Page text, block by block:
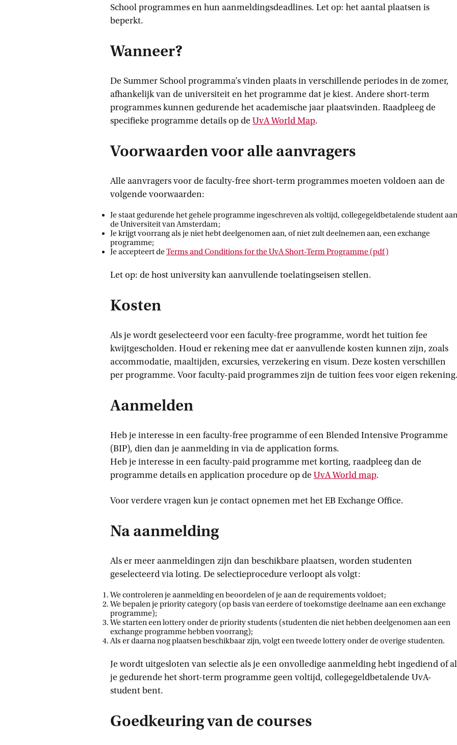
School programmes en hun aanmeldingsdeadlines. Let op: het aantal plaatsen is
beperkt.
Wanneer?
De Summer School programma’s vinden plaats in verschillende periodes in de zomer,
afhankelijk van de universiteit en het programme dat je kiest. Andere short-term
programmes kunnen gedurende het academische jaar plaatsvinden. Raadpleeg de
specifieke programme details op de UvA World Map.
Voorwaarden voor alle aanvragers
Alle aanvragers voor de faculty-free short-term programmes moeten voldoen aan de
volgende voorwaarden:
Je staat gedurende het gehele programme ingeschreven als voltijd, collegegeldbetalende student aan
de Universiteit van Amsterdam;
Je krijgt voorrang als je niet hebt deelgenomen aan, of niet zult deelnemen aan, een exchange
programme;
Je accepteert deTerms and Conditions for the UvA Short-Term Programme (pdf)
Let op: de host university kan aanvullende toelatingseisen stellen.
Kosten
Als je wordt geselecteerd voor een faculty-free programme, wordt het tuition fee
kwijtgescholden. Houd er rekening mee dat er aanvullende kosten kunnen zijn, zoals
accommodatie, maaltijden, excursies, verzekering en visum. Deze kosten verschillen
per programme. Voor faculty-paid programmes zijn de tuition fees voor eigen
Aanmelden
Heb je interesse in een faculty-free programme of een Blended Intensive Programme
(BIP), dien dan je aanmelding in via de application forms.
Heb je interesse in een faculty-paid programme met korting, raadpleeg dan de
programme details en application procedure op de UvA World map.
Voor verdere vragen kun je contact opnemen met het EB Exchange Office.
Na aanmelding
Als er meer aanmeldingen zijn dan beschikbare plaatsen, worden studenten
geselecteerd via loting. De selectieprocedure verloopt als volgt:
We controleren je aanmelding en beoordelen of je aan de requirements voldoet;
We bepalen je priority category (op basis van eerdere of toekomstige deelname aan een exchange
programme);
We starten een lottery onder de priority students (studenten die niet hebben deelgenomen aan een
exchange programme hebben voorrang);
Als er daarna nog plaatsen beschikbaar zijn, volgt een tweede lottery onder de overige studenten.
Je wordt uitgesloten van selectie als je een onvolledige aanmelding hebt ingediend of
je gedurende het short-term programme geen voltijd, collegegeldbetalende UvA-
student bent.
Goedkeuring van de courses